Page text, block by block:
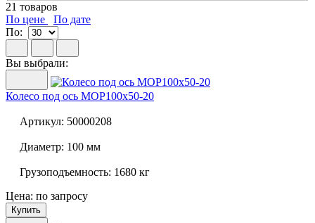
21 товаров
По цене
По дате
По:
Вы выбрали:
Колесо под ось MOP100x50-20
Артикул: 50000208
Диаметр: 100 мм
Грузоподъемность: 1680 кг
Цена: по запросу
Купить